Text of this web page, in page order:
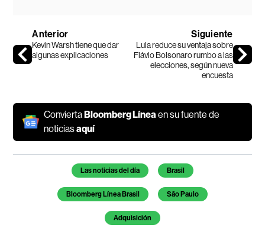
Anterior
Kevin Warsh tiene que dar
algunas explicaciones
Siguiente
Lula reduce su ventaja sobre
Flávio Bolsonaro rumbo a las
elecciones, según nueva
encuesta
ConviertaBloomberg Línea en su fuente de
noticiasaquí
Temas de este artículo
Las noticias del día Brasil
Bloomberg Línea Brasil São Paulo
Adquisición